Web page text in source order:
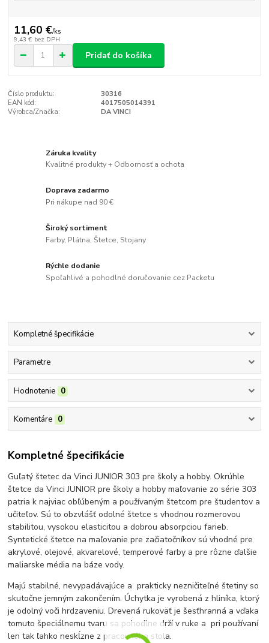
11,60 €/ks
9,43 € bez DPH
Pridať do košíka
Číslo produktu:
30316
EAN kód:
4017505014391
Výrobca/Značka:
DA VINCI
Záruka kvality
Kvalitné produkty + Odbornosť a ochota
Doprava zadarmo
Pri nákupe nad 90 €
Široký sortiment
Farby, Plátna, Štetce, Stojany
Rýchle dodanie
Spoľahlivé a pohodlné doručovanie cez Packetu
Kompletné špecifikácie
Parametre
Hodnotenie 0
Komentáre 0
Kompletné špecifikácie
Guľatý štetec da Vinci JUNIOR 303 pre školy a hobby. Okrúhle
štetce da Vinci JUNIOR pre školy a hobby maľovanie zo série 303
patria k najviac obľúbeným a používaným štetcom pre študentov a
učiteľov. Sú to obzvlášť odolné štetce s vhodnou rozmerovou
stabilitou, vysokou elasticitou a dobrou absorpciou farieb.
Syntetické štetce na maľovanie pre začiatočníkov sú vhodné pre
akrylové, olejové, akvarelové, temperové farby a pre rôzne ďalšie
maliarske média na báze vody.
Majú stabilné, nevypadávajúce a prakticky nezničiteľné štetiny so
skutočne jemným zakončením. Úchytka je vyrobená z hliníka, ktorý
je odolný voči hrdzaveniu. Drevená rukoväť je šesťhranná a vďaka
tomuto špeciálnemu tvaru sa pohodlne drží v ruke a pri používaní
len tak ľahko neskĺzne z pracovného stola.